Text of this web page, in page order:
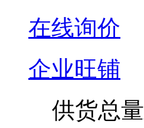
在线询价
企业旺铺
供货总量